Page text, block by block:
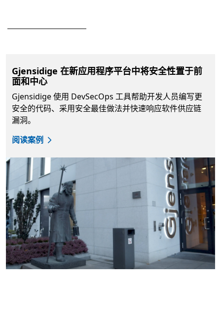
Gjensidige 在新应用程序平台中将安全性置于前
面和中心
Gjensidige 使用 DevSecOps 工具帮助开发人员编写更
安全的代码、采用安全最佳做法并快速响应软件供应链
漏洞。
阅读案例
返回标签页